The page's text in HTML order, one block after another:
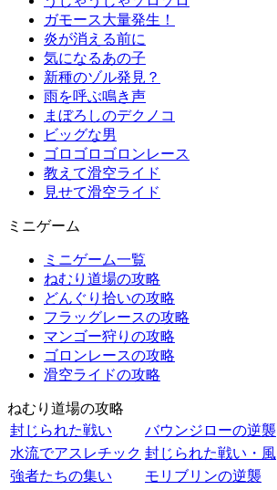
ガモース大量発生！
炎が消える前に
気になるあの子
新種のゾル発見？
雨を呼ぶ鳴き声
まぼろしのデクノコ
ビッグな男
ゴロゴロゴロンレース
教えて滑空ライド
見せて滑空ライド
ミニゲーム
ミニゲーム一覧
ねむり道場の攻略
どんぐり拾いの攻略
フラッグレースの攻略
マンゴー狩りの攻略
ゴロンレースの攻略
滑空ライドの攻略
ねむり道場の攻略
封じられた戦い
バウンジローの逆襲
水流でアスレチック 封じられた戦い・風
強者たちの集い
モリブリンの逆襲